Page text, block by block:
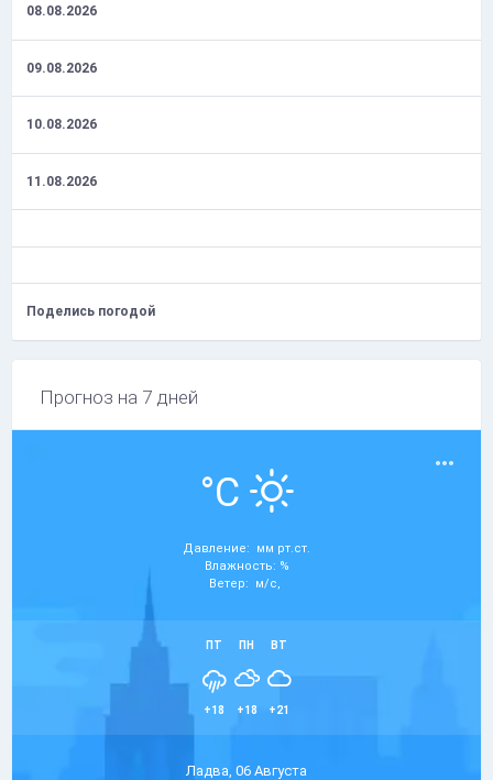
08.08.2026
09.08.2026
10.08.2026
11.08.2026
Поделись погодой
Прогноз на 7 дней
°C
Давление: мм рт.ст.
Влажность: %
Ветер: м/с,
ПТ
+18
ПН
+18
ВТ
+21
Ладва, 06 Августа